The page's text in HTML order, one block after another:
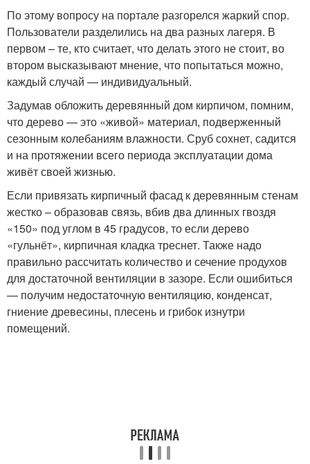
По этому вопросу на портале разгорелся жаркий спор.
Пользователи разделились на два разных лагеря. В
первом – те, кто считает, что делать этого не стоит, во
втором высказывают мнение, что попытаться можно,
каждый случай — индивидуальный.
Задумав обложить деревянный дом кирпичом, помним,
что дерево — это «живой» материал, подверженный
сезонным колебаниям влажности. Сруб сохнет, садится
и на протяжении всего периода эксплуатации дома
живёт своей жизнью.
Если привязать кирпичный фасад к деревянным стенам
жестко – образовав связь, вбив два длинных гвоздя
«150» под углом в 45 градусов, то если дерево
«гульнёт», кирпичная кладка треснет. Также надо
правильно рассчитать количество и сечение продухов
для достаточной вентиляции в зазоре. Если ошибиться
— получим недостаточную вентиляцию, конденсат,
гниение древесины, плесень и грибок изнутри
помещений.